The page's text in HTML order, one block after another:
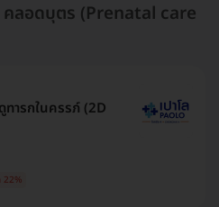
คลอดบุตร (Prenatal care
ารกในครรภ์ (2D
22%